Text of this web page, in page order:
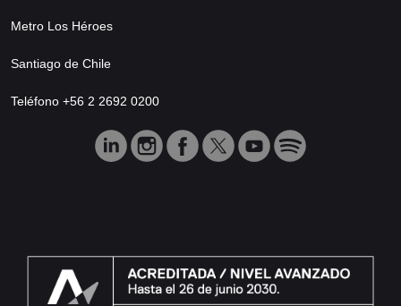
Metro Los Héroes
Santiago de Chile
Teléfono +56 2 2692 0200